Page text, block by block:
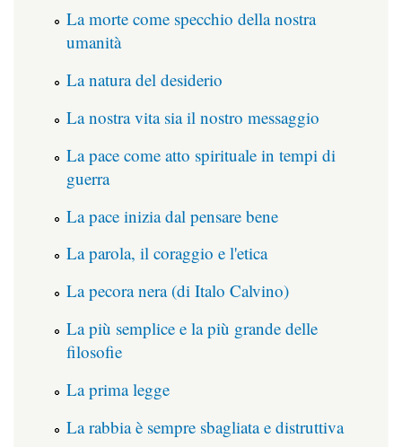
La morte come specchio della nostra
umanità
La natura del desiderio
La nostra vita sia il nostro messaggio
La pace come atto spirituale in tempi di
guerra
La pace inizia dal pensare bene
La parola, il coraggio e l'etica
La pecora nera (di Italo Calvino)
La più semplice e la più grande delle
filosofie
La prima legge
La rabbia è sempre sbagliata e distruttiva